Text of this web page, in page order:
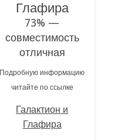
Глафира
73% —
совместимость
отличная
Подробную информацию
читайте по ссылке
Галактион и
Глафира